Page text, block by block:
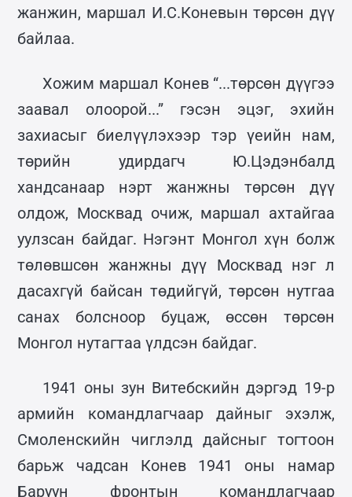
жанжин, маршал И.С.Коневын төрсөн дүү
байлаа.
Хожим маршал Конев “...төрсөн дүүгээ
заавал олоорой...” гэсэн эцэг, эхийн
захиасыг биелүүлэхээр тэр үеийн нам,
төрийн удирдагч Ю.Цэдэнбалд
хандсанаар нэрт жанжны төрсөн дүү
олдож, Москвад очиж, маршал ахтайгаа
уулзсан байдаг. Нэгэнт Монгол хүн болж
төлөвшсөн жанжны дүү Москвад нэг л
дасахгүй байсан төдийгүй, төрсөн нутгаа
санах болсноор буцаж, өссөн төрсөн
Монгол нутагтаа үлдсэн байдаг.
1941 оны зун Витебскийн дэргэд 19-р
армийн командлагчаар дайныг эхэлж,
Смоленскийн чиглэлд дайсныг тогтоон
барьж чадсан Конев 1941 оны намар
Баруун фронтын командлагчаар